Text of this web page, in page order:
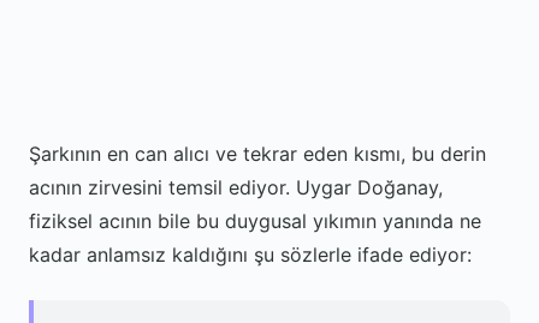
Şarkının en can alıcı ve tekrar eden kısmı, bu derin
acının zirvesini temsil ediyor. Uygar Doğanay,
fiziksel acının bile bu duygusal yıkımın yanında ne
kadar anlamsız kaldığını şu sözlerle ifade ediyor: